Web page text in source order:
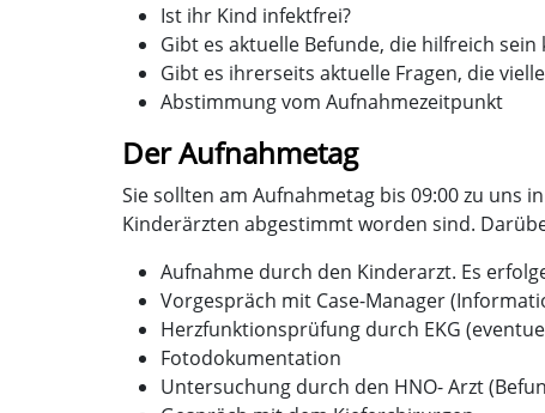
Ist ihr Kind infektfrei?
Gibt es aktuelle Befunde, die hilfreich
Gibt es ihrerseits aktuelle Fragen, die
Abstimmung vom Aufnahmezeitpunkt
Der Aufnahmetag
Sie sollten am Aufnahmetag bis 09:00 zu uns
Kinderärzten abgestimmt worden sind.
Aufnahme durch den Kinderarzt. Es
Vorgespräch mit Case-Manager
Herzfunktionsprüfung durch EKG
Fotodokumentation
Untersuchung durch den HNO- Arzt